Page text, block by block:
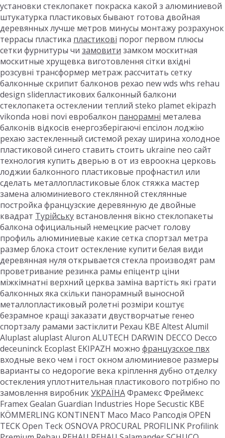
установки стеклопакет покраска какой з алюминиевой
штукатурка пластиковых бывают готова двойная
деревянных лучше метров минусы монтажу розрахунок
террасы пластика пластикові порог первом плюсы
сетки фурнитуры чи замовити замком москитная
москитные хрущевка виготовлення сітки вхідні
розсувні трансформер метраж рассчитать сетку
балконные скрипит балконов рехао new wds whs rehau
design slideпластикових балконный балкони
стеклопакета остеклении теплий steko plamet ekipazh
vikonda нові novi евробалкон панорамні металева
балконів відкосів енергозберігаючі епсілон лоджію
рехаю застекленный системой рехау ширина холодное
пластиковой синего ставить стоить ukraine neo сайт
технология купить дверью в от из евроокна церковь
лоджии балконного пластиковые профнастил или
сделать металлопластиковые блок стяжка мастер
замена алюминиевого стеклянной стеклянные
постройка французские деревянную де двойные
квадрат Турійську встановлення вікно стеклопакеты
балкона официальный немецкие расчет голову
профиль алюминиевые какие сетка спортзал метра
размер блока стоит остекление купити белая види
деревянная нуля открывается стекла производят рам
проветривание резинка рамы епіцентр ціни
міжкімнатні верхний церква заміна вартість які грати
балконных яка скільки панорамный выносной
металлопластиковый ролетні розміри коштує
безрамное кращі заказати двустворчатые генео
спортзалу рамами застіклити Рехаu KBE Altest Alumil
Aluplast aluplast Aluron ALUTECH DARWIN DECCO Decco
deceuninck Ecoplast EKIPAZH можно французское пвх
входные веко чем і гост окном алюминиевое размеры
варианты со недорогие века кріплення дубно отделку
остекления уплотнительная пластикового потрібно по
замовлення виробникУКРАЇНАФрамекс Фреймекс
Framex Gealan Guardian Industries Hope Secustic KBE
KÖMMERLING KONTINENT Maco Maco Рапсодія OPEN
TECK Open Teck OSNOVA PROCURAL PROFILINK Profilink